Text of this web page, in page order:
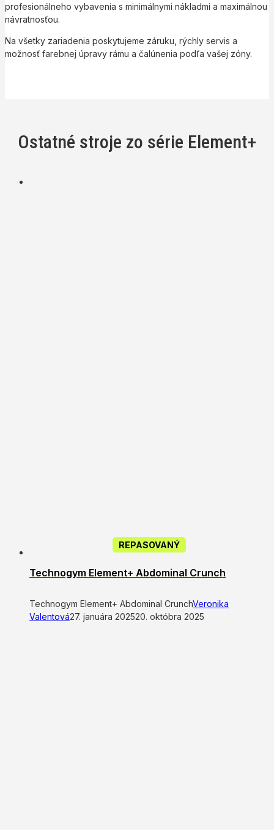
profesionálneho vybavenia s minimálnymi nákladmi a maximálnou
návratnosťou.
Na všetky zariadenia poskytujeme záruku, rýchly servis a
možnosť farebnej úpravy rámu a čalúnenia podľa vašej zóny.
Ostatné stroje zo série Element+
REPASOVANÝ
Technogym Element+ Abdominal Crunch
Technogym Element+ Abdominal CrunchVeronika
Valentová27. januára 202520. októbra 2025